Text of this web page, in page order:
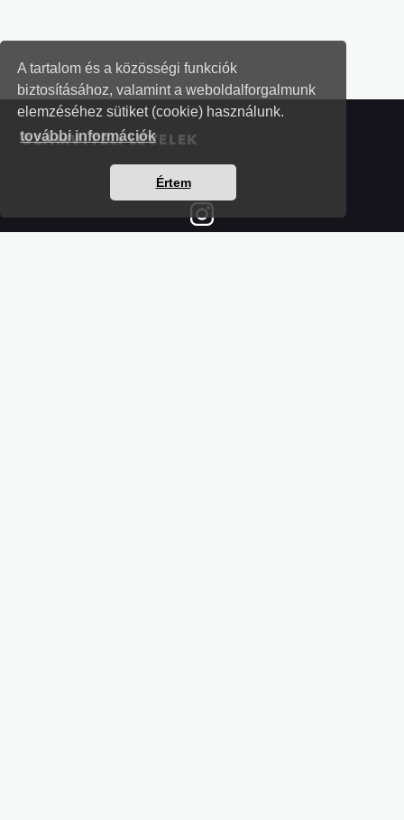
A tartalom és a közösségi funkciók
biztosításához, valamint a weboldalforgalmunk
elemzéséhez sütiket (cookie) használunk.
további információk
Értem
SZÁMVITELI LEVELEK